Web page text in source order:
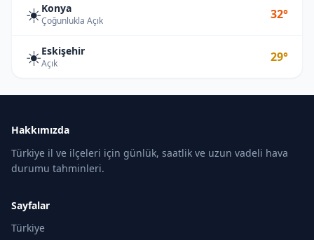
☀️Konya
Çoğunlukla Açık 32°
☀️Eskişehir
Açık 29°
Hakkımızda
Türkiye il ve ilçeleri için günlük, saatlik ve uzun vadeli hava
durumu tahminleri.
Sayfalar
Türkiye